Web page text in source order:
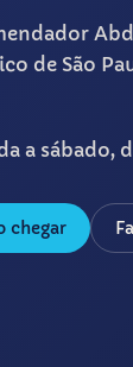
de São
a sábado,
chegar